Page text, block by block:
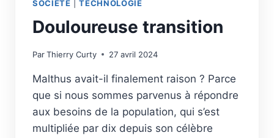
SOCIÉTÉ |TECHNOLOGIE
Douloureuse transition
ParThierry Curty 27 avril 2024
Malthus avait-il finalement raison ? Parce
que si nous sommes parvenus à répondre
aux besoins de la population, qui s’est
multipliée par dix depuis son célèbre